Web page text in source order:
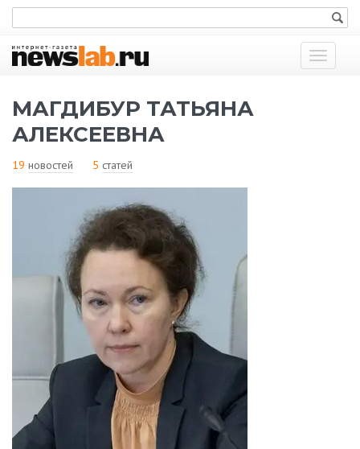
Показать
меню
МАГДИБУР ТАТЬЯНА
АЛЕКСЕЕВНА
19 новостей 5 статей